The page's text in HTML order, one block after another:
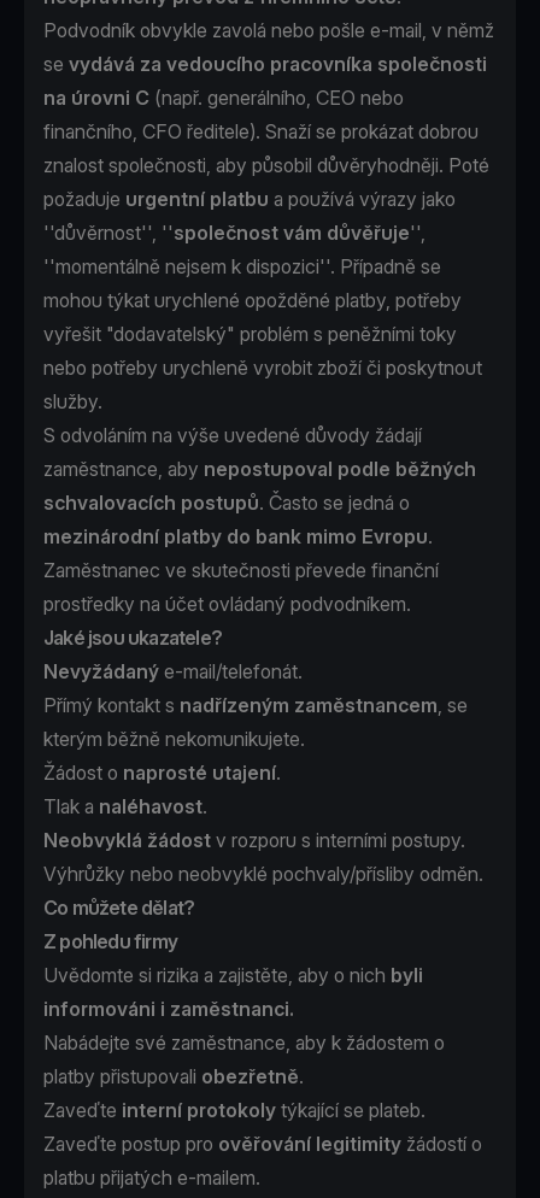
Podvodník obvykle zavolá nebo pošle e-mail, v němž
se vydává za vedoucího pracovníka společnosti
na úrovni C (např. generálního, CEO nebo
finančního, CFO ředitele). Snaží se prokázat dobrou
znalost společnosti, aby působil důvěryhodněji. Poté
požaduje urgentní platbu a používá výrazy jako
''důvěrnost'', ''společnost vám důvěřuje'',
''momentálně nejsem k dispozici''. Případně se
mohou týkat urychlené opožděné platby, potřeby
vyřešit "dodavatelský" problém s peněžními toky
nebo potřeby urychleně vyrobit zboží či poskytnout
služby.
S odvoláním na výše uvedené důvody žádají
zaměstnance, aby nepostupoval podle běžných
schvalovacích postupů. Často se jedná o
mezinárodní platby do bank mimo Evropu.
Zaměstnanec ve skutečnosti převede finanční
prostředky na účet ovládaný podvodníkem.
Jaké jsou ukazatele?
Nevyžádaný e-mail/telefonát.
Přímý kontakt s nadřízeným zaměstnancem, se
kterým běžně nekomunikujete.
Žádost o naprosté utajení.
Tlak a naléhavost.
Neobvyklá žádost v rozporu s interními postupy.
Výhrůžky nebo neobvyklé pochvaly/přísliby odměn.
Co můžete dělat?
Z pohledu firmy
Uvědomte si rizika a zajistěte, aby o nich byli
informováni i zaměstnanci.
Nabádejte své zaměstnance, aby k žádostem o
platby přistupovali obezřetně.
Zaveďte interní protokoly týkající se plateb.
Zaveďte postup pro ověřování legitimity žádostí o
platbu přijatých e-mailem.